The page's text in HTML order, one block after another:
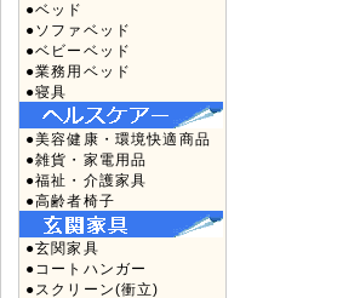
●ベッド
●ソファベッド
●ベビーベッド
●業務用ベッド
●寝具
●美容健康・環境快適商品
●雑貨・家電用品
●福祉・介護家具
●高齢者椅子
●玄関家具
●コートハンガー
●スクリーン(衝立)